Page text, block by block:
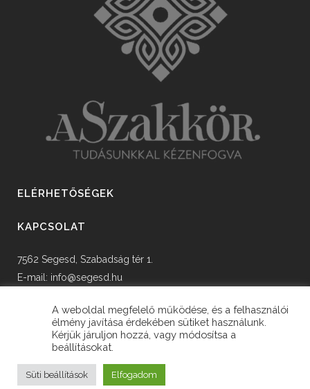
ELÉRHETŐSÉGEK
KAPCSOLAT
7562 Segesd, Szabadság tér 1.
E-mail: info@segesd.hu
© Copyright Segesd Község Önkormányzata
A weboldal megfelelő működése, és a felhasználói
élmény javítása érdekében sütiket használunk.
Kérjük járuljon hozzá, vagy módosítsa a
beállításokat.
Süti beállítások Elfogadom